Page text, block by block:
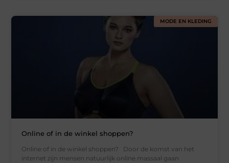
MODE EN KLEDING
Online of in de winkel shoppen?
Online of in de winkel shoppen? Door de komst van het
internet zijn mensen natuurlijk online massaal gaan